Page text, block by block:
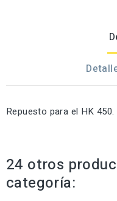
Repuesto para el HK 450.
24 otros
categoría: